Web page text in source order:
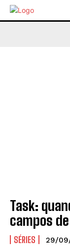
Task:
campos
SÉRIES 29/